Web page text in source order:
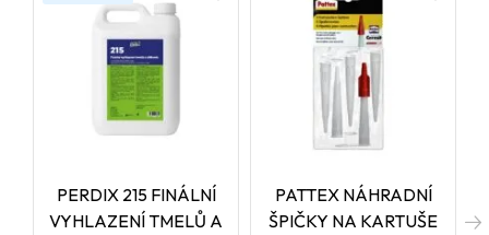
PERDIX 215 FINÁLNÍ
VYHLAZENÍ TMELŮ A
PATTEX NÁHRADNÍ
ŠPIČKY NA KARTUŠE